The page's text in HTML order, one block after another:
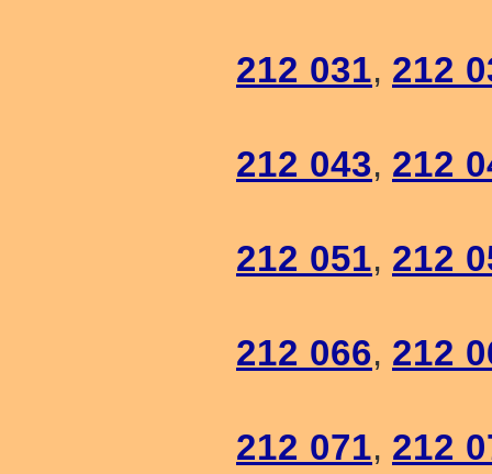
212 031, 212
212 043, 212
212 051, 212
212 066, 212
212 071, 212